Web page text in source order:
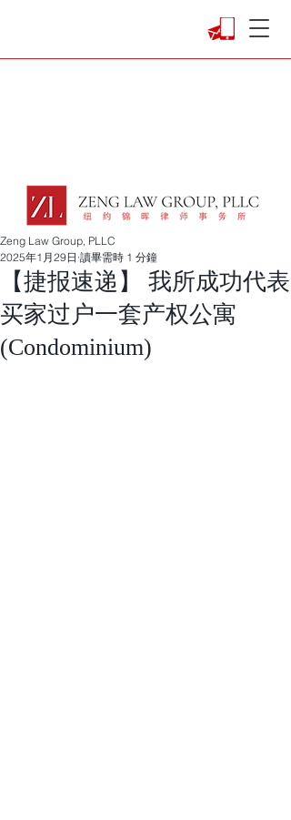
【捷报速递】 我所成功代表
买家过户一套产权公寓
(Condominium)
Zeng Law Group, PLLC
2025年1月29日 讀畢需時 1 分鐘